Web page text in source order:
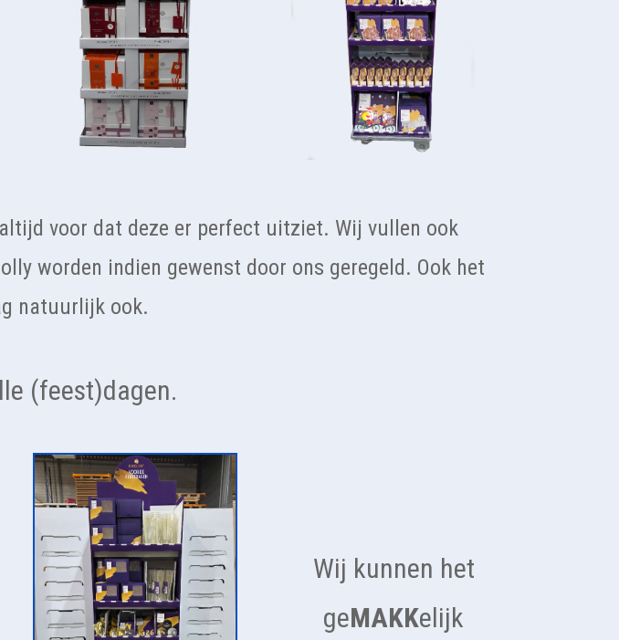
voor dat deze er perfect uitziet. Wij vullen ook
worden indien gewenst door ons geregeld. Ook het
natuurlijk ook.
(feest)dagen.
Wij kunnen het
geMAKKelijk